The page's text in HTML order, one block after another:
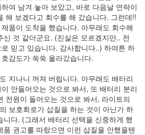
여 남겨 놓아 보았고, 바로 다음날 연락이
해 보겠다고 회수를 해 갔습니다. 그런데!!
품이 도착을 했습니다. 아무래도 회수해
신 것 같더군요. (진실은 모르겠지만.. 전
믿고 있습니다. 감사합니다..) 하여튼 하
감도가 쑥쑥 올라갔습니다.
지나니 꺼져 버립니다. 아무래도 배터리
안들어오는 것으로 봐서, 또 배터리 분리
전원이 들어오는 것으로 봐서, 라이트의
보호회로가 삽질을 하는 것이 아닌가 하
니다. (그래서 배터리 선택을 신중하게 했
권고를 따랐으면 이런 삽질을 안했을텐